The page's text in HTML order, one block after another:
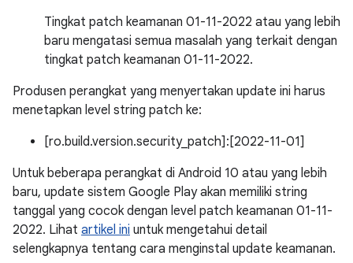
Tingkat patch keamanan 01-11-2022 atau yang lebih
baru mengatasi semua masalah yang terkait dengan
tingkat patch keamanan 01-11-2022.
Produsen perangkat yang menyertakan update ini harus
menetapkan level string patch ke:
[ro.build.version.security_patch]:[2022-11-01]
Untuk beberapa perangkat di Android 10 atau yang lebih
baru, update sistem Google Play akan memiliki string
tanggal yang cocok dengan level patch keamanan 01-11-
2022. Lihat artikel ini untuk mengetahui detail
selengkapnya tentang cara menginstal update keamanan.